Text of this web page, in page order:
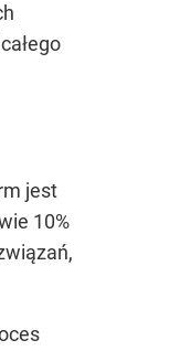
jest
10%